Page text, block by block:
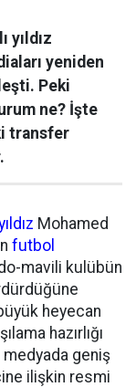
yıldız
yeniden
Peki
ne? İşte
transfer
Mohamed
futbol
mavili kulübün
heyecan
hazırlığı
medyada geniş
ilişkin resmi